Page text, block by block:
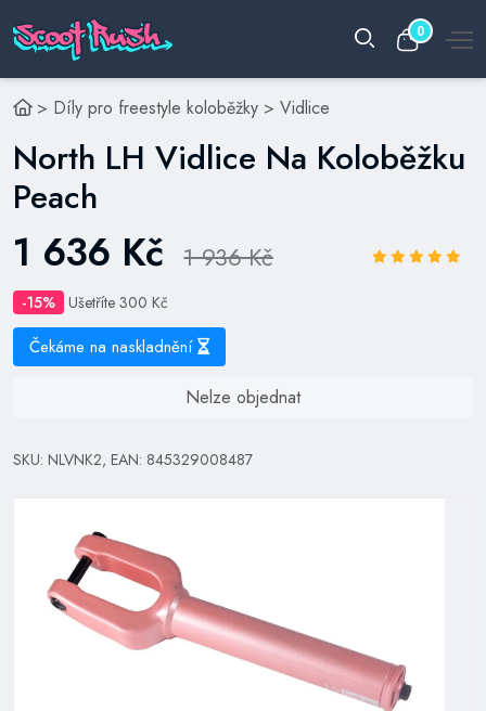
0
> Díly pro freestyle koloběžky > Vidlice
North LH Vidlice Na Koloběžku
Peach
1 636 Kč 1 936 Kč
-15% Ušetříte 300 Kč
Čekáme na naskladnění
Nelze objednat
SKU: NLVNK2, EAN: 845329008487